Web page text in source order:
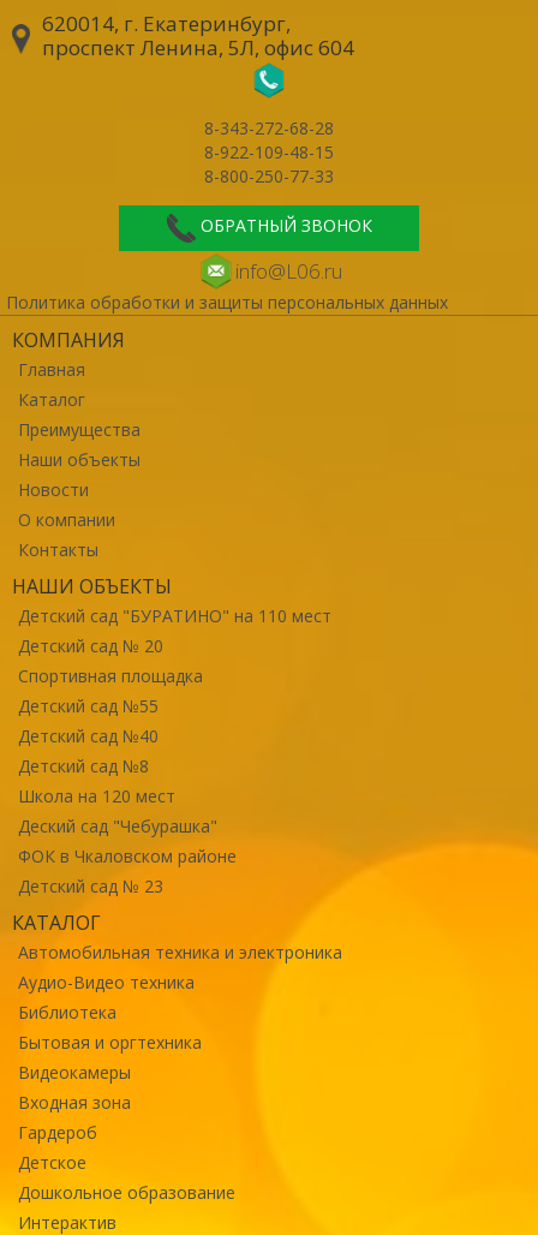
620014, г. Екатеринбург,
проспект Ленина, 5Л, офис 604
8-343-272-68-28
8-922-109-48-15
8-800-250-77-33
ОБРАТНЫЙ ЗВОНОК
info@L06.ru
Политика обработки и защиты персональных данных
КОМПАНИЯ
Главная
Каталог
Преимущества
Наши объекты
Новости
О компании
Контакты
НАШИ ОБЪЕКТЫ
Детский сад "БУРАТИНО" на 110 мест
Детский сад № 20
Спортивная площадка
Детский сад №55
Детский сад №40
Детский сад №8
Школа на 120 мест
Деский сад "Чебурашка"
ФОК в Чкаловском районе
Детский сад № 23
КАТАЛОГ
Автомобильная техника и электроника
Аудио-Видео техника
Библиотека
Бытовая и оргтехника
Видеокамеры
Входная зона
Гардероб
Детское
Дошкольное образование
Интерактив